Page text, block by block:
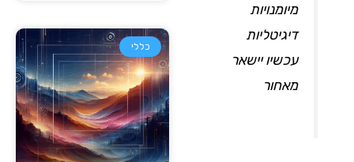
מיומנויות
דיגיטליות
עכשיו יישאר
מאחור
כללי